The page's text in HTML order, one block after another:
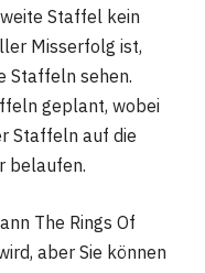
Staffel kein
Misserfolg ist,
Staffeln sehen.
geplant, wobei
Staffeln auf die
belaufen.
The Rings Of
aber Sie können